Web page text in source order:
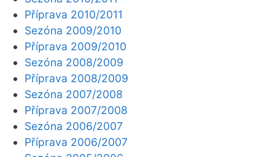
Příprava 2010/2011
Sezóna 2009/2010
Příprava 2009/2010
Sezóna 2008/2009
Příprava 2008/2009
Sezóna 2007/2008
Příprava 2007/2008
Sezóna 2006/2007
Příprava 2006/2007